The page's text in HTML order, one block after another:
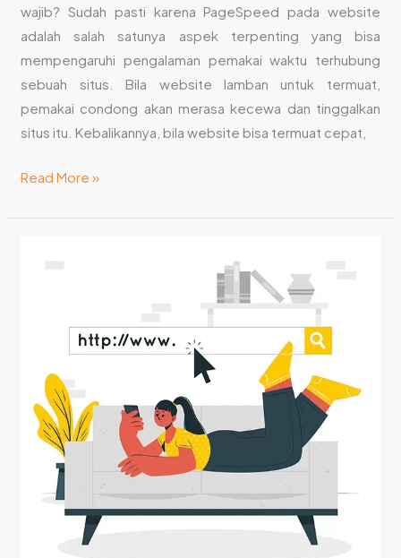
wajib? Sudah pasti karena PageSpeed pada website
adalah salah satunya aspek terpenting yang bisa
mempengaruhi pengalaman pemakai waktu terhubung
sebuah situs. Bila website lamban untuk termuat,
pemakai condong akan merasa kecewa dan tinggalkan
situs itu. Kebalikannya, bila website bisa termuat cepat,
Read More »
Bisnis
Juga
Naik